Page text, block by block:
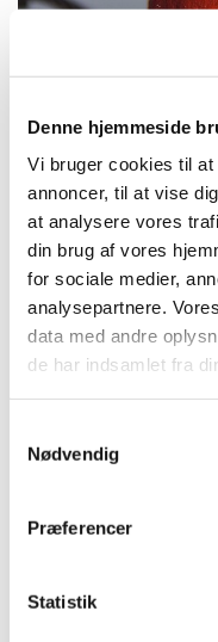
Denne hjemmeside
Vi bruger cookies til
annoncer, til at vise
at analysere vores
din brug af vores
for sociale medier,
analysepartnere.
data med andre
de har indsamlet fra
Nødvendig
Præferencer
Statistik
Fredag 5.
Cafe,
Caféen holder lukket